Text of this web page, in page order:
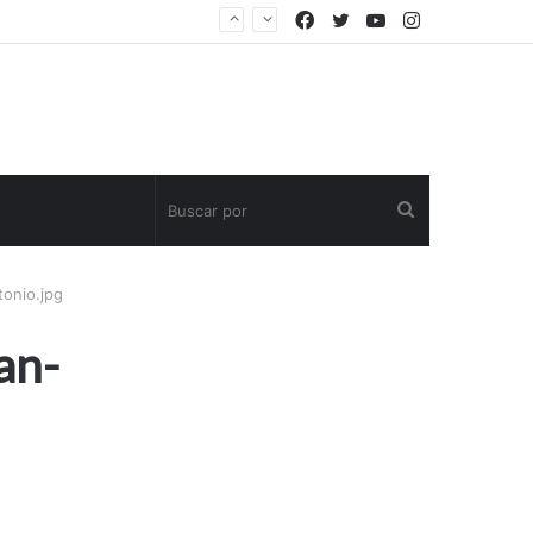
YouTube
Twitter
Facebook